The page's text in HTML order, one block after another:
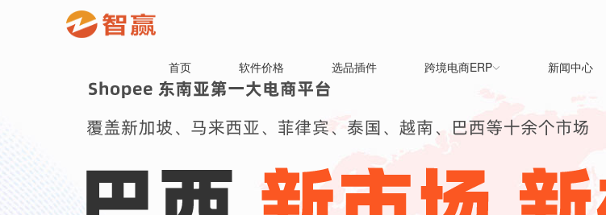
首页 软件价格 选品插件 跨境电商ERP 新闻中心